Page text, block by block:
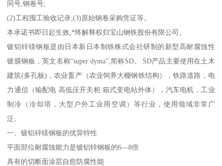
同号,钢卷号;
(2)工程囤工验收记录;(3)原始钢卷采购凭证等。
本承诺书即日起生效,*终解释权归宝山钢铁股份有限公司。
镀铝锌镁钢板是由日本新日本制铁株式会社研制的新型高耐腐蚀性
镀膜钢板，英文名称“super dyma”,简称SD。 SD产品主要使用在土木
建筑(多孔板)，农业畜产（农业饲养大棚钢铁结构），铁路道路，电
力通信（输配电 高低压开关柜 箱式变电站外体），汽车电机，工业
制冷（冷却塔，大型户外工业用空调）等行业，使用领域非常广
泛。
一、镀铝锌镁钢板的优异特性
平面部位耐腐蚀能力是镀铝锌钢板的6—8倍
具有的切断面涂层自愈防腐性能